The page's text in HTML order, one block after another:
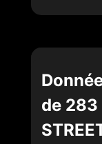
de 283